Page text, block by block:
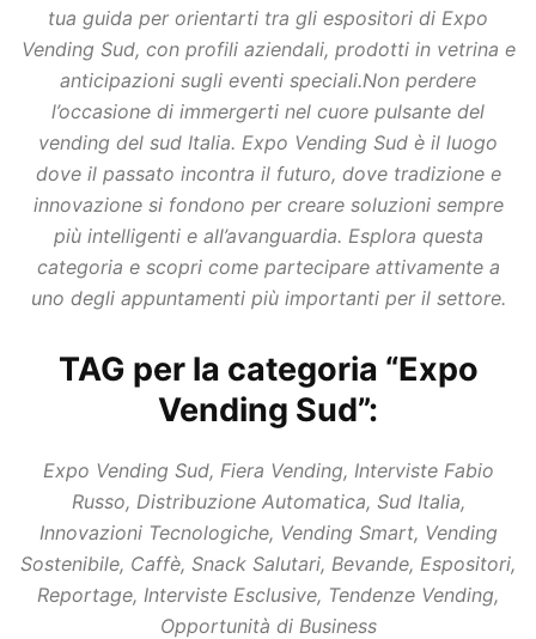
tua guida per orientarti tra gli espositori di Expo
Vending Sud, con profili aziendali, prodotti in vetrina e
anticipazioni sugli eventi speciali.Non perdere
l’occasione di immergerti nel cuore pulsante del
vending del sud Italia. Expo Vending Sud è il luogo
dove il passato incontra il futuro, dove tradizione e
innovazione si fondono per creare soluzioni sempre
più intelligenti e all’avanguardia. Esplora questa
categoria e scopri come partecipare attivamente a
uno degli appuntamenti più importanti per il settore.
TAG per la categoria “Expo
Vending Sud”:
Expo Vending Sud, Fiera Vending, Interviste Fabio
Russo, Distribuzione Automatica, Sud Italia,
Innovazioni Tecnologiche, Vending Smart, Vending
Sostenibile, Caffè, Snack Salutari, Bevande, Espositori,
Reportage, Interviste Esclusive, Tendenze Vending,
Opportunità di Business